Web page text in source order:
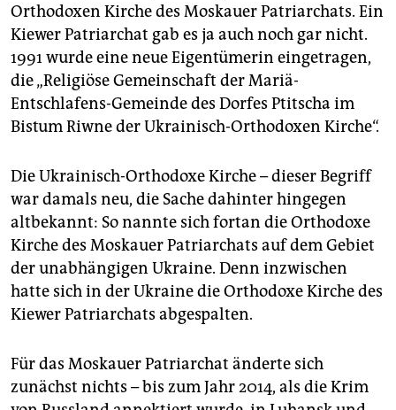
Orthodoxen Kirche des Moskauer Patriarchats. Ein
Kiewer Patriarchat gab es ja auch noch gar nicht.
1991 wurde eine neue Eigentümerin eingetragen,
die „Religiöse Gemeinschaft der Mariä-
Entschlafens-Gemeinde des Dorfes Ptitscha im
Bistum Riwne der Ukrainisch-Orthodoxen Kirche“.
Die Ukrainisch-Orthodoxe Kirche – dieser Begriff
war damals neu, die Sache dahinter hingegen
altbekannt: So nannte sich fortan die Orthodoxe
Kirche des Moskauer Patriarchats auf dem Gebiet
der unabhängigen Ukraine. Denn inzwischen
hatte sich in der Ukraine die Orthodoxe Kirche des
­Kiewer Patriarchats abgespalten.
Für das Moskauer Patriarchat änderte sich
zunächst nichts – bis zum Jahr 2014, als die Krim